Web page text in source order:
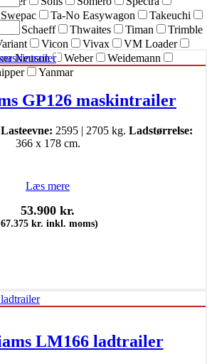
Swepac Ta-No Easywagon
Takeuchi
Schaeff Thwaites Timan
Trimble
Vicon Vivax
VM Loader
Neuson Weber
Weidemann
Yanmar
GP126 maskintrailer
Lasteevne: 2595 | 2705 kg. Ladstørrelse:
366 x 178 cm.
Læs mere
53.900 kr.
67.375 kr. inkl. moms)
LM166 ladtrailer